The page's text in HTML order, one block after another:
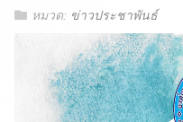
หมวด: ข่าวประชาพันธ์